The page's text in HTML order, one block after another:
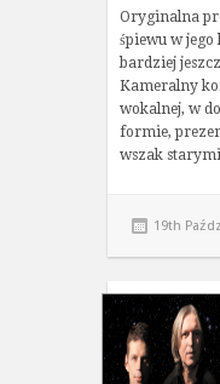
Oryginalna
śpiewu w
bardziej
Kameralny
wokalnej, w
formie,
wszak
19th